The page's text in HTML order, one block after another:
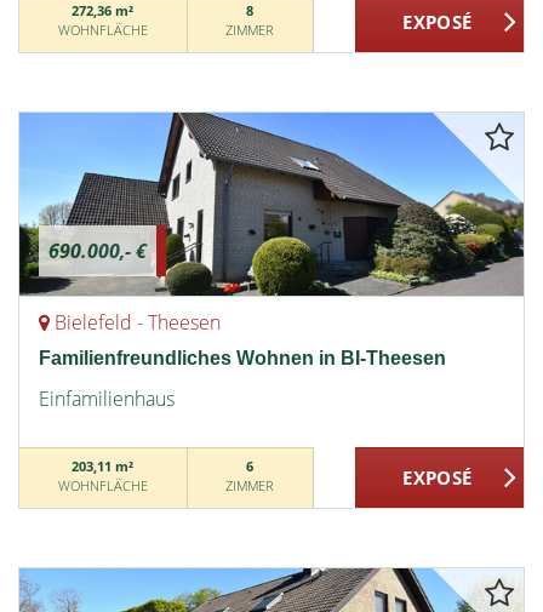
272,36 m²
WOHNFLÄCHE
8
ZIMMER
690.000,- €
Bielefeld - Theesen
Familienfreundliches Wohnen in BI-Theesen
Einfamilienhaus
203,11 m²
WOHNFLÄCHE
6
ZIMMER